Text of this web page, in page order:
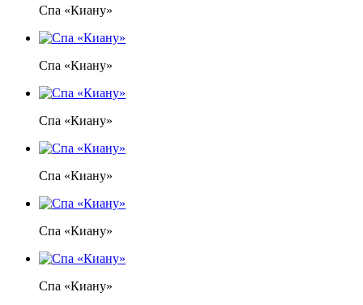
Спа «Киану»
Спа «Киану»
Спа «Киану»
Спа «Киану»
Спа «Киану»
Спа «Киану»